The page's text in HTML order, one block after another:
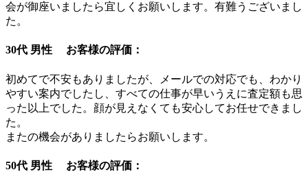
会が御座いましたら宜しくお願いします。有難うございまし
た。
30代 男性 お客様の評価：
初めてで不安もありましたが、メールでの対応でも、わかり
やすい案内でしたし、すべての仕事が早いうえに査定額も思
った以上でした。顔が見えなくても安心してお任せできまし
た。
またの機会がありましたらお願いします。
50代 男性 お客様の評価：